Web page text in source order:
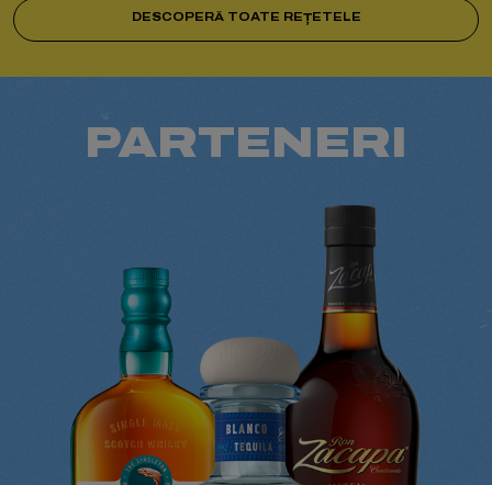
DESCOPERĂ TOATE REȚETELE
PARTENERI